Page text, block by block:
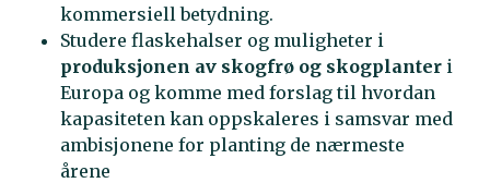
kommersiell betydning.
Studere flaskehalser og muligheter i
produksjonen av skogfrø og skogplanter i
Europa og komme med forslag til hvordan
kapasiteten kan oppskaleres i samsvar med
ambisjonene for planting de nærmeste
årene